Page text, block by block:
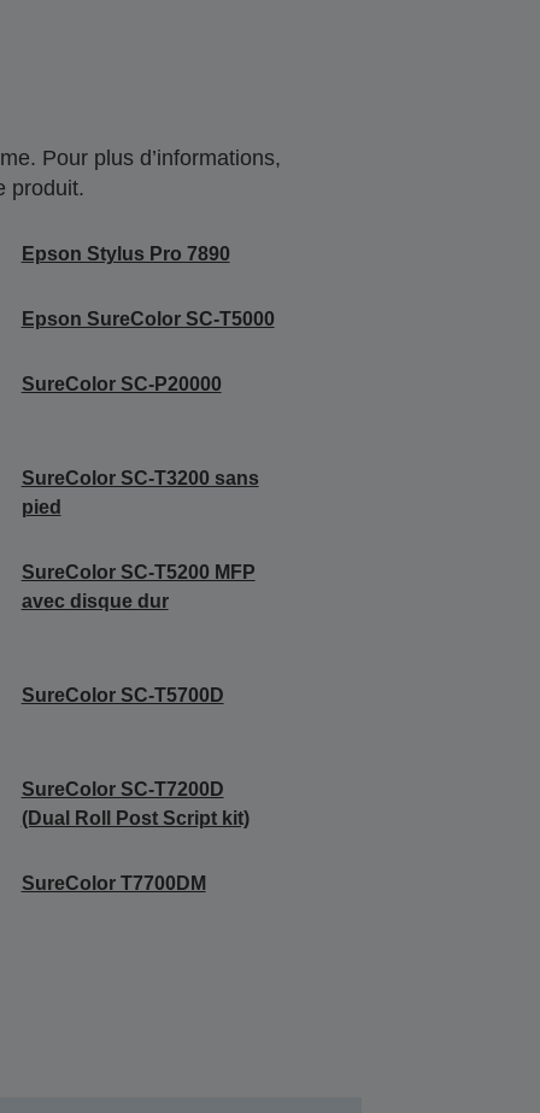
Pour plus d’informations,
produit.
Epson Stylus Pro 7890
Epson SureColor SC-T5000
SureColor SC-P20000
SureColor SC-T3200 sans
pied
SureColor SC-T5200 MFP
avec disque dur
SureColor SC-T5700D
SureColor SC-T7200D
(Dual Roll Post Script kit)
SureColor T7700DM